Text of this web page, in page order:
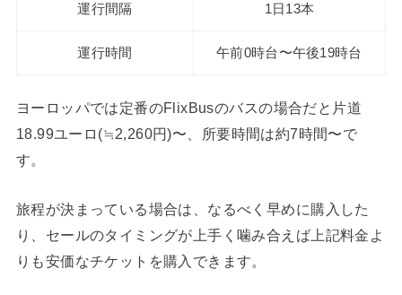
運行間隔 1日13本
運行時間 午前0時台〜午後19時台
ヨーロッパでは定番のFlixBusのバスの場合だと片道
18.99ユーロ(≒2,260円)〜、所要時間は約7時間〜で
す。
旅程が決まっている場合は、なるべく早めに購入した
り、セールのタイミングが上手く噛み合えば上記料金よ
りも安価なチケットを購入できます。